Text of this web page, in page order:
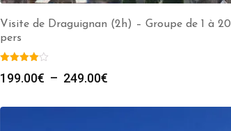
Visite de Draguignan (2h) – Groupe de 1 à 20
pers
199.00€ – 249.00€
prix :